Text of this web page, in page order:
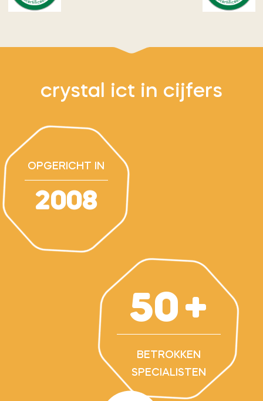
crystal ict in cijfers
OPGERICHT IN
2008
50
BETROKKEN
SPECIALISTEN